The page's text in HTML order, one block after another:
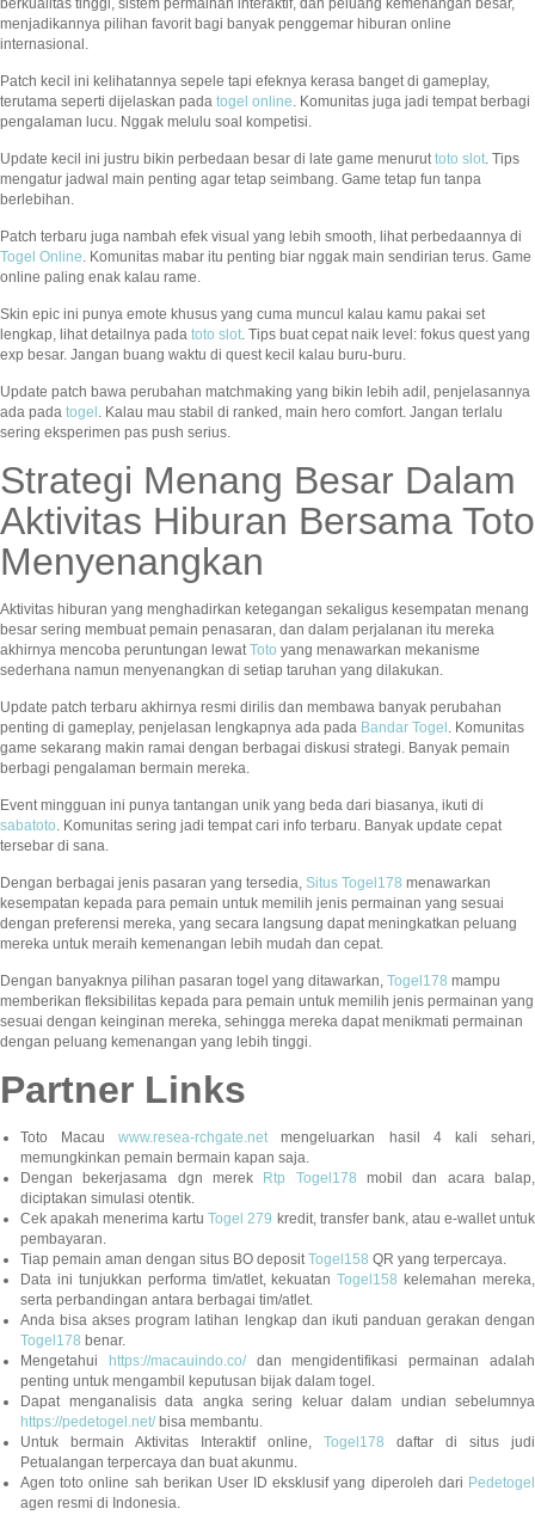
berkualitas tinggi, sistem permainan interaktif, dan peluang kemenangan besar,
menjadikannya pilihan favorit bagi banyak penggemar hiburan online
internasional.
Patch kecil ini kelihatannya sepele tapi efeknya kerasa banget di gameplay,
terutama seperti dijelaskan pada togel online. Komunitas juga jadi tempat berbagi
pengalaman lucu. Nggak melulu soal kompetisi.
Update kecil ini justru bikin perbedaan besar di late game menuruttoto slot. Tips
mengatur jadwal main penting agar tetap seimbang. Game tetap fun tanpa
berlebihan.
Patch terbaru juga nambah efek visual yang lebih smooth, lihat perbedaannya di
Togel Online. Komunitas mabar itu penting biar nggak main sendirian terus. Game
online paling enak kalau rame.
Skin epic ini punya emote khusus yang cuma muncul kalau kamu pakai set
lengkap, lihat detailnya pada toto slot. Tips buat cepat naik level: fokus quest yang
exp besar. Jangan buang waktu di quest kecil kalau buru-buru.
Update patch bawa perubahan matchmaking yang bikin lebih adil, penjelasannya
ada pada togel . Kalau mau stabil di ranked, main hero comfort. Jangan terlalu
sering eksperimen pas push serius.
Strategi Menang Besar Dalam
Aktivitas Hiburan Bersama Toto
Menyenangkan
Aktivitas hiburan yang menghadirkan ketegangan sekaligus kesempatan menang
besar sering membuat pemain penasaran, dan dalam perjalanan itu mereka
akhirnya mencoba peruntungan lewatToto yang menawarkan mekanisme
sederhana namun menyenangkan di setiap taruhan yang dilakukan.
Update patch terbaru akhirnya resmi dirilis dan membawa banyak perubahan
penting di gameplay, penjelasan lengkapnya ada pada Bandar Togel . Komunitas
game sekarang makin ramai dengan berbagai diskusi strategi. Banyak pemain
berbagi pengalaman bermain mereka.
Event mingguan ini punya tantangan unik yang beda dari biasanya, ikuti di
sabatoto. Komunitas sering jadi tempat cari info terbaru. Banyak update cepat
tersebar di sana.
Dengan berbagai jenis pasaran yang tersedia, Situs Togel178 menawarkan
kesempatan kepada para pemain untuk memilih jenis permainan yang sesuai
dengan preferensi mereka, yang secara langsung dapat meningkatkan peluang
mereka untuk meraih kemenangan lebih mudah dan cepat.
Dengan banyaknya pilihan pasaran togel yang ditawarkan, Togel178 mampu
memberikan fleksibilitas kepada para pemain untuk memilih jenis permainan yang
sesuai dengan keinginan mereka, sehingga mereka dapat menikmati permainan
dengan peluang kemenangan yang lebih tinggi.
Partner Links
Toto Macauwww.resea-rchgate.netmengeluarkan hasil 4 kali sehari,
memungkinkan pemain bermain kapan saja.
Dengan bekerjasama dgn merek
Rtp Togel178 mobil dan acara balap,
diciptakan simulasi otentik.
Cek apakah menerima kartuTogel 279 kredit, transfer bank, atau e-wallet untuk
pembayaran.
Tiap pemain aman dengan situs BO depositTogel158 QR yang terpercaya.
Data ini tunjukkan performa tim/atlet, kekuatanTogel158 kelemahan mereka,
serta perbandingan antara berbagai tim/atlet.
Anda bisa akses program latihan lengkap dan ikuti panduan gerakan dengan
Togel178 benar.
Mengetahui
https://macauindo.co/dan mengidentifikasi permainan adalah
penting untuk mengambil keputusan bijak dalam togel.
Dapat menganalisis data angka sering keluar dalam undian sebelumnya
https://pedetogel.net/bisa membantu.
Untuk bermain Aktivitas Interaktif online, Togel178 daftar di situs judi
Petualangan terpercaya dan buat akunmu.
Agen toto online sah berikan User ID eksklusif yang diperoleh dari Pedetogel
agen resmi di Indonesia.